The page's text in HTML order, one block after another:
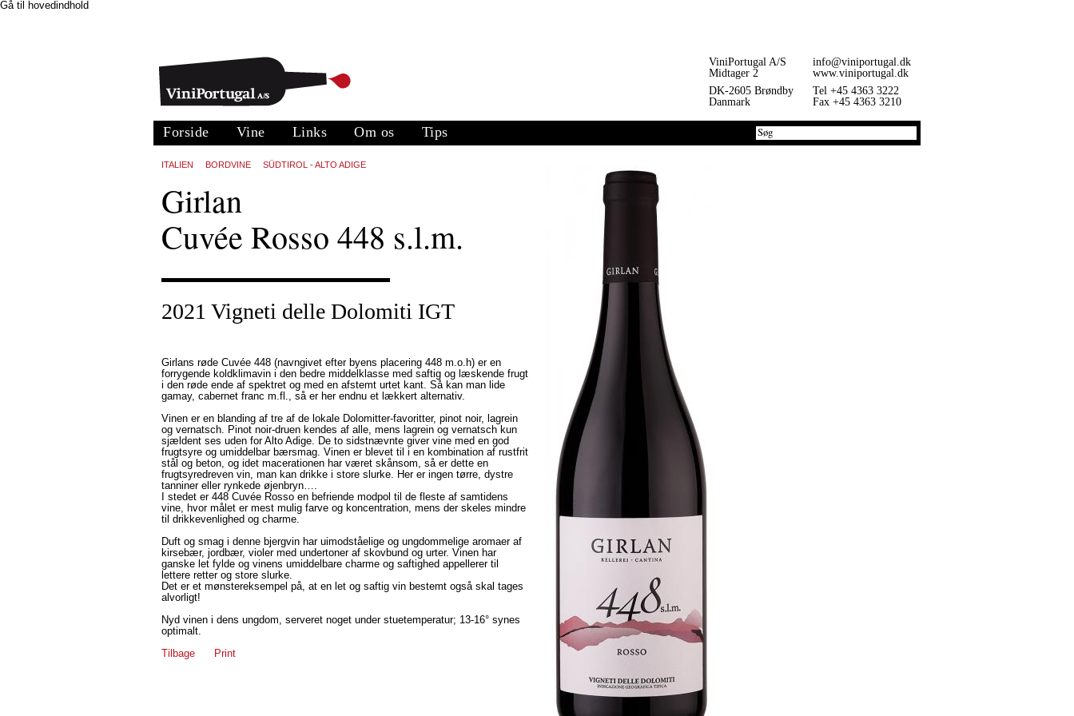
Gå til hovedindhold
ViniPortugal A/S
Midtager 2
DK-2605 Brøndby
Danmark
info@viniportugal.dk
www.viniportugal.dk
Tel +45 4363 3222
Fax +45 4363 3210
Forside Vine Links Om os Tips
ITALIEN BORDVINE SÜDTIROL - ALTO ADIGE
Girlan
Cuvée Rosso 448 s.l.m.
2021 Vigneti delle Dolomiti IGT
Girlans røde Cuvée 448 (navngivet efter byens placering 448 m.o.h) er en
forrygende koldklimavin i den bedre middelklasse med saftig og læskende frugt
i den røde ende af spektret og med en afstemt urtet kant. Så kan man lide
gamay, cabernet franc m.fl., så er her endnu et lækkert alternativ.
Vinen er en blanding af tre af de lokale Dolomitter-favoritter, pinot noir, lagrein
og vernatsch. Pinot noir-druen kendes af alle, mens lagrein og vernatsch kun
sjældent ses uden for Alto Adige. De to sidstnævnte giver vine med en god
frugtsyre og umiddelbar bærsmag. Vinen er blevet til i en kombination af rustfrit
stål og beton, og idet macerationen har været skånsom, så er dette en
frugtsyredreven vin, man kan drikke i store slurke. Her er ingen tørre, dystre
tanniner eller rynkede øjenbryn….
I stedet er 448 Cuvée Rosso en befriende modpol til de fleste af samtidens
vine, hvor målet er mest mulig farve og koncentration, mens der skeles mindre
til drikkevenlighed og charme.
Duft og smag i denne bjergvin har uimodståelige og ungdommelige aromaer af
kirsebær, jordbær, violer med undertoner af skovbund og urter. Vinen har
ganske let fylde og vinens umiddelbare charme og saftighed appellerer til
lettere retter og store slurke.
Det er et mønstereksempel på, at en let og saftig vin bestemt også skal tages
alvorligt!
Nyd vinen i dens ungdom, serveret noget under stuetemperatur; 13-16° synes
optimalt.
Tilbage
Print